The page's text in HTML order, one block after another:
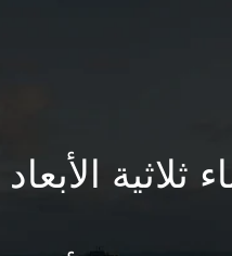
ثلاثية الأبعاد